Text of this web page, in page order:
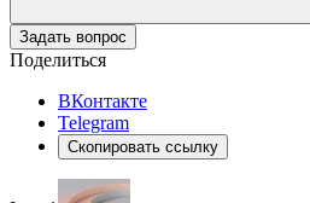
Задать вопрос
Поделиться
ВКонтакте
Telegram
Скопировать ссылку